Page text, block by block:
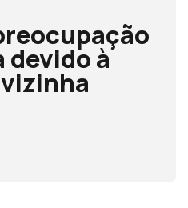
devido à